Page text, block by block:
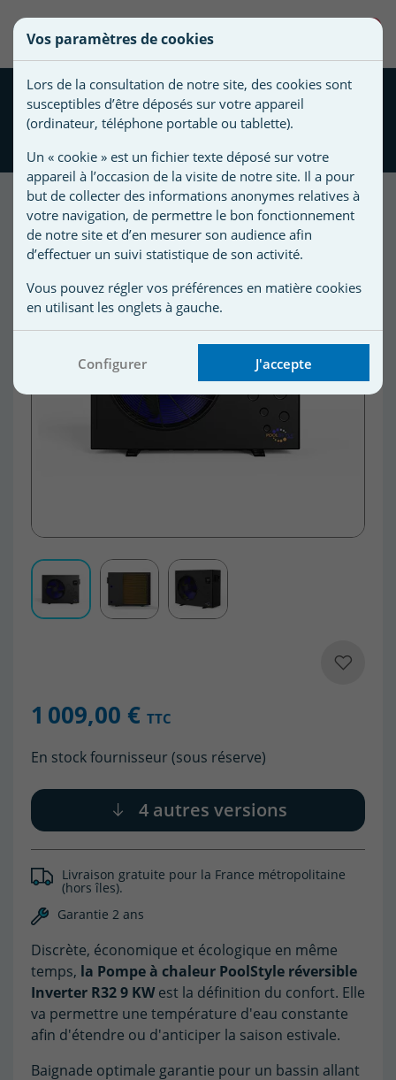
Pompe à chaleur PoolStyle
réversible Inverter R32 9
1 009,00 € TTC
En stock fournisseur (sous réserve)
4 autres versions
Livraison gratuite pour la France métropolitaine
(hors îles).
Garantie 2 ans
Discrète, économique et écologique en même
temps, la Pompe à chaleur PoolStyle réversible
Inverter R32 9 KWest la définition du confort. Elle
va permettre une température d'eau constante
afin d'étendre ou d'anticiper la saison estivale.
Baignade optimale garantie pour un bassin allant
Créer une nouvelle liste
une
liste
Nom de
d'envies
Vous
devez
être
connecté
pour
ajouter
des
produits
à
votre
liste
Vos paramètres de cookies
Lors de la consultation de notre site, des cookies sont
susceptibles d’être déposés sur votre appareil
(ordinateur, téléphone portable ou tablette).
Un « cookie » est un fichier texte déposé sur votre
appareil à l’occasion de la visite de notre site. Il a pour
but de collecter des informations anonymes relatives à
votre navigation, de permettre le bon fonctionnement
de notre site et d’en mesurer son audience afin
d’effectuer un suivi statistique de son activité.
Vous pouvez régler vos préférences en matière cookies
en utilisant les onglets à gauche.
Configurer J'accepte